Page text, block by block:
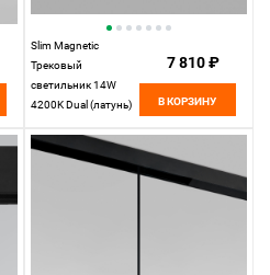
Slim Magnetic
Трековый
светильник 14W
4200K Dual (латунь)
Elektrostandard
7 810 ₽
В КОРЗИНУ